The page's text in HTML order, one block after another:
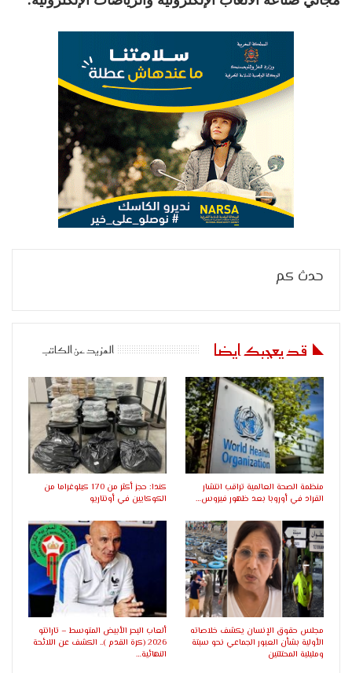
حدث كم
قد يعجبك ايضا المزيد عن الكاتب
منظمة الصحة العالمية تراقب انتشار
القراد في أوروبا بعد ظهور فيروس…
كندا: حجز أكثر من 170 كيلوغراما من
الكوكايين في أونتاريو
مجلس حقوق الإنسان يكشف خلاصاته
الأولية بشأن العبور الجماعي نحو سبتة
ومليلية المحتلتين
ألعاب البحر الأبيض المتوسط – تارانتو
2026 (كرة القدم ).. الكشف عن اللائحة
النهائية…